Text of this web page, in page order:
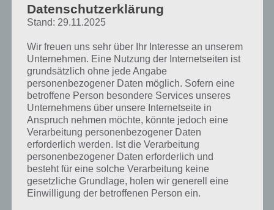
Dead Trigger 2 Missionen
Auf dem
Screenshot
rechts seht ihr
ein Beispiel für
eine Karte in
Dead Trigger 2,
auf welcher
gold umrahmt
Hauptmissionen und daneben die Nebenmissionen zu finden sind.
Jede Mission in Dead Trigger 2 könnt ihr (wie bereits bei unseren
Tipps und Tricks beschrieben) in drei Schwierigkeitsstufen wählen. Zu
Datenschutzerklärung
Stand: 29.11.2025
Wir freuen uns sehr über Ihr Interesse an unserem
Unternehmen. Eine Nutzung der Internetseiten ist
grundsätzlich ohne jede Angabe
personenbezogener Daten möglich. Sofern eine
betroffene Person besondere Services unseres
Unternehmens über unsere Internetseite in
Anspruch nehmen möchte, könnte jedoch eine
Verarbeitung personenbezogener Daten
erforderlich werden. Ist die Verarbeitung
personenbezogener Daten erforderlich und
besteht für eine solche Verarbeitung keine
gesetzliche Grundlage, holen wir generell eine
Einwilligung der betroffenen Person ein.